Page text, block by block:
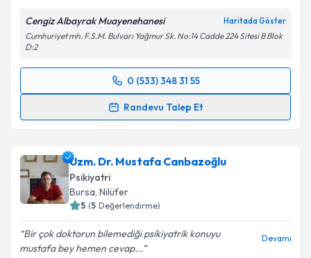
kapsamda işlenmesini kabul ediyorum.
Takvim Talebini Gönder
Cengiz Albayrak Muayenehanesi Haritada Göster
Cumhuriyet mh. F.S.M. Bulvarı Yağmur Sk. No:14 Cadde 224 Sitesi B Blok
D:2
0 (533) 348 31 55
Randevu Talep Et
Randevu Takvimi Talebi
için bir takvim hazırlandığında e-posta ile
bilgilendireceğiz.
E-posta Adresiniz
Uzm. Dr. Mustafa Canbazoğlu
Psikiyatri
Bursa, Nilüfer
5 (5 Değerlendirme)
Bir çok doktorun bilemediği psikiyatrik konuyu
mustafa bey hemen cevap...
Devamı